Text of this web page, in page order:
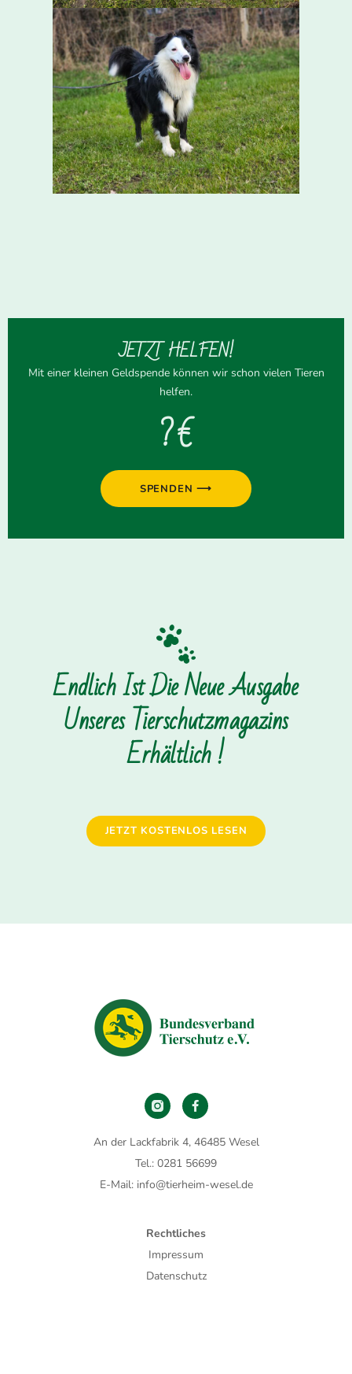
JETZT HELFEN!
Mit einer kleinen Geldspende können wir schon vielen Tieren
helfen.
? €
SPENDEN ⟶
Endlich Ist Die Neue Ausgabe
Unseres Tierschutzmagazins
Erhältlich !
JETZT KOSTENLOS LESEN
An der Lackfabrik 4, 46485 Wesel
Tel.: 0281 56699
E-Mail: info@tierheim-wesel.de
Rechtliches
Impressum
Datenschutz